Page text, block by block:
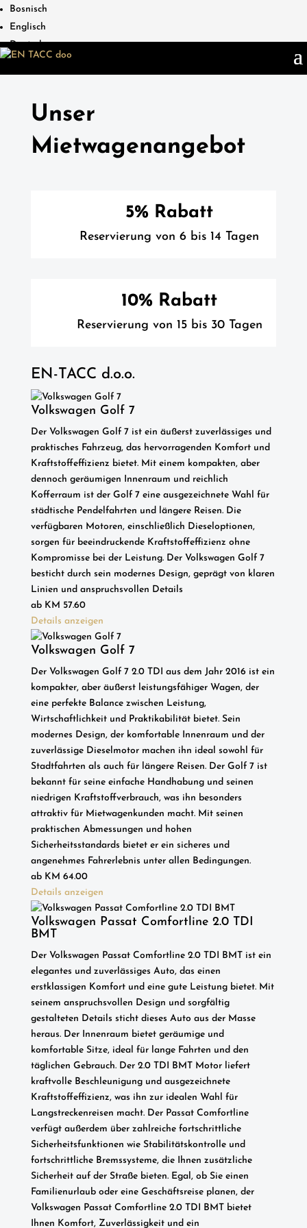
Bosnisch
Englisch
Deutsch
Unser
Mietwagenangebot
5% Rabatt
Reservierung von 6 bis 14 Tagen
10% Rabatt
Reservierung von 15 bis 30 Tagen
EN-TACC d.o.o.
Volkswagen Golf 7
Der Volkswagen Golf 7 ist ein äußerst zuverlässiges und
praktisches Fahrzeug, das hervorragenden Komfort und
Kraftstoffeffizienz bietet. Mit einem kompakten, aber
dennoch geräumigen Innenraum und reichlich
Kofferraum ist der Golf 7 eine ausgezeichnete Wahl für
städtische Pendelfahrten und längere Reisen. Die
verfügbaren Motoren, einschließlich Dieseloptionen,
sorgen für beeindruckende Kraftstoffeffizienz ohne
Kompromisse bei der Leistung. Der Volkswagen Golf 7
besticht durch sein modernes Design, geprägt von klaren
Linien und anspruchsvollen Details
ab KM 57.60
Details anzeigen
Volkswagen Golf 7
Der Volkswagen Golf 7 2.0 TDI aus dem Jahr 2016 ist ein
kompakter, aber äußerst leistungsfähiger Wagen, der
eine perfekte Balance zwischen Leistung,
Wirtschaftlichkeit und Praktikabilität bietet. Sein
modernes Design, der komfortable Innenraum und der
zuverlässige Dieselmotor machen ihn ideal sowohl für
Stadtfahrten als auch für längere Reisen. Der Golf 7 ist
bekannt für seine einfache Handhabung und seinen
niedrigen Kraftstoffverbrauch, was ihn besonders
attraktiv für Mietwagenkunden macht. Mit seinen
praktischen Abmessungen und hohen
Sicherheitsstandards bietet er ein sicheres und
angenehmes Fahrerlebnis unter allen Bedingungen.
ab KM 64.00
Details anzeigen
Volkswagen Passat Comfortline 2.0 TDI
BMT
Der Volkswagen Passat Comfortline 2.0 TDI BMT ist ein
elegantes und zuverlässiges Auto, das einen
erstklassigen Komfort und eine gute Leistung bietet. Mit
seinem anspruchsvollen Design und sorgfältig
gestalteten Details sticht dieses Auto aus der Masse
heraus. Der Innenraum bietet geräumige und
komfortable Sitze, ideal für lange Fahrten und den
täglichen Gebrauch. Der 2.0 TDI BMT Motor liefert
kraftvolle Beschleunigung und ausgezeichnete
Kraftstoffeffizienz, was ihn zur idealen Wahl für
Langstreckenreisen macht. Der Passat Comfortline
verfügt außerdem über zahlreiche fortschrittliche
Sicherheitsfunktionen wie Stabilitätskontrolle und
fortschrittliche Bremssysteme, die Ihnen zusätzliche
Sicherheit auf der Straße bieten. Egal, ob Sie einen
Familienurlaub oder eine Geschäftsreise planen, der
Volkswagen Passat Comfortline 2.0 TDI BMT bietet
Ihnen Komfort, Zuverlässigkeit und ein